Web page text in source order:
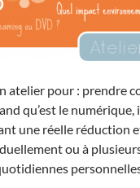
atelier pour : prendre
qu’est le
une réelle réduction
ou à